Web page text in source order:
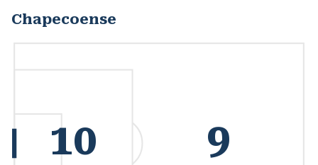
Chapecoense
10 9